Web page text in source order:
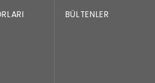
BÜLTENLER